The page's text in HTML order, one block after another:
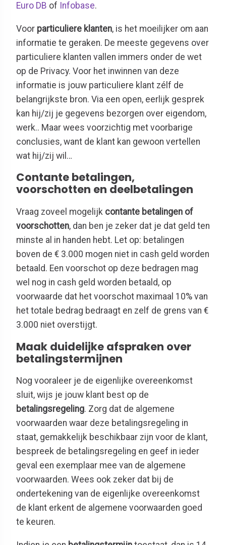
Euro DB of Infobase.
Voor particuliere klanten, is het moeilijker om aan
informatie te geraken. De meeste gegevens over
particuliere klanten vallen immers onder de wet
op de Privacy. Voor het inwinnen van deze
informatie is jouw particuliere klant zélf de
belangrijkste bron. Via een open, eerlijk gesprek
kan hij/zij je gegevens bezorgen over eigendom,
werk.. Maar wees voorzichtig met voorbarige
conclusies, want de klant kan gewoon vertellen
wat hij/zij wil…
Contante betalingen,
voorschotten en deelbetalingen
Vraag zoveel mogelijk contante betalingen of
voorschotten, dan ben je zeker dat je dat geld ten
minste al in handen hebt. Let op: betalingen
boven de € 3.000 mogen niet in cash geld worden
betaald. Een voorschot op deze bedragen mag
wel nog in cash geld worden betaald, op
voorwaarde dat het voorschot maximaal 10% van
het totale bedrag bedraagt en zelf de grens van €
3.000 niet overstijgt.
Maak duidelijke afspraken over
betalingstermijnen
Nog vooraleer je de eigenlijke overeenkomst
sluit, wijs je jouw klant best op de
betalingsregeling. Zorg dat de algemene
voorwaarden waar deze betalingsregeling in
staat, gemakkelijk beschikbaar zijn voor de klant,
bespreek de betalingsregeling en geef in ieder
geval een exemplaar mee van de algemene
voorwaarden. Wees ook zeker dat bij de
ondertekening van de eigenlijke overeenkomst
de klant erkent de algemene voorwaarden goed
te keuren.